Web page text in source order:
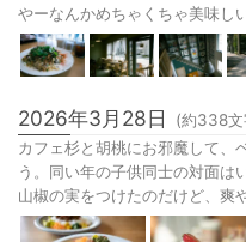
やーなんかめちゃくちゃ美味し
2026年3月28日 (約338
カフェ杉と胡桃にお邪魔して、
う。同い年の子供同士の対面は
山椒の実をつけたのだけど、爽